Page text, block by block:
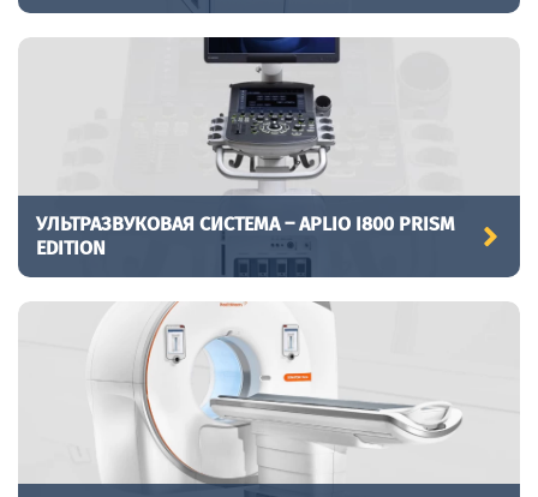
УЛЬТРАЗВУКОВАЯ СИСТЕМА – APLIO I800 PRISM
EDITION